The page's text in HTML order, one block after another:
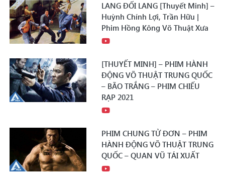
LANG ĐỐI LANG [Thuyết Minh] –
Huỳnh Chính Lợi, Trần Hữu |
Phim Hồng Kông Võ Thuật Xưa
[THUYẾT MINH] – PHIM HÀNH
ĐỘNG VÕ THUẬT TRUNG QUỐC
– BÃO TRẮNG – PHIM CHIẾU
RẠP 2021
PHIM CHUNG TỬ ĐƠN – PHIM
HÀNH ĐỘNG VÕ THUẬT TRUNG
QUỐC – QUAN VŨ TÁI XUẤT